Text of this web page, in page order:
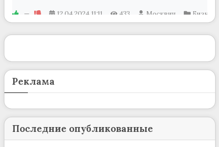
— 12.04.2024 11:11 433 Москвич Бизнес
Реклама
Последние опубликованные